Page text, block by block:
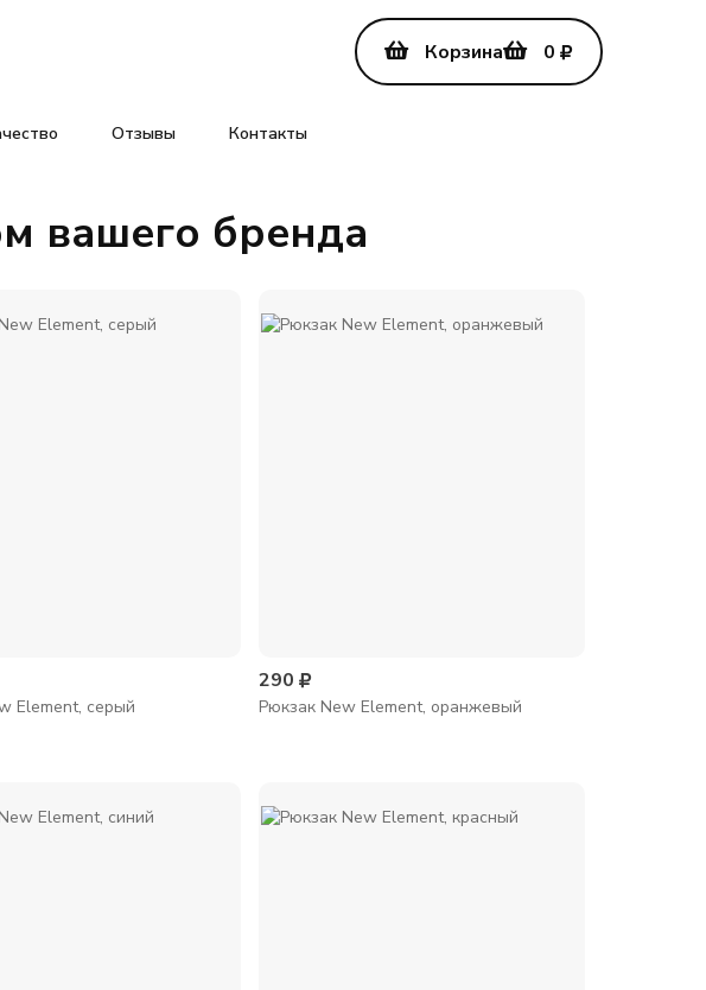
Корзина 0
Отзывы Контакты
вашего бренда
Element, серый
290
Рюкзак New Element, оранжевый